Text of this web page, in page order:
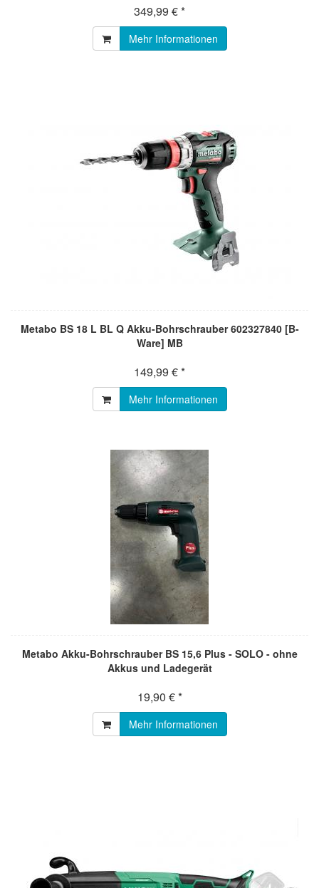
349,99 € *
Mehr Informationen
Metabo BS 18 L BL Q Akku-Bohrschrauber 602327840 [B-
Ware] MB
149,99 € *
Mehr Informationen
Metabo Akku-Bohrschrauber BS 15,6 Plus - SOLO - ohne
Akkus und Ladegerät
19,90 € *
Mehr Informationen